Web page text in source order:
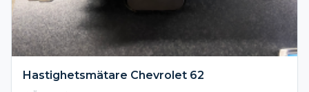
Hastighetsmätare Chevrolet 62